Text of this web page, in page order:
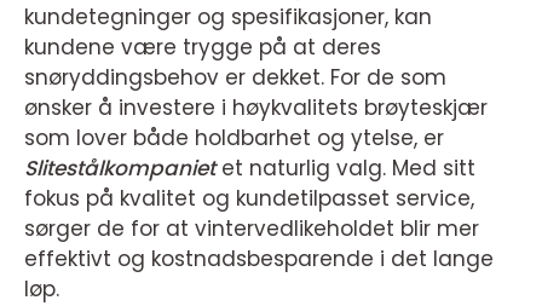
kundetegninger og spesifikasjoner, kan
kundene være trygge på at deres
snøryddingsbehov er dekket. For de som
ønsker å investere i høykvalitets brøyteskjær
som lover både holdbarhet og ytelse, er
Slitestålkompaniet et naturlig valg. Med sitt
fokus på kvalitet og kundetilpasset service,
sørger de for at vintervedlikeholdet blir mer
effektivt og kostnadsbesparende i det lange
løp.